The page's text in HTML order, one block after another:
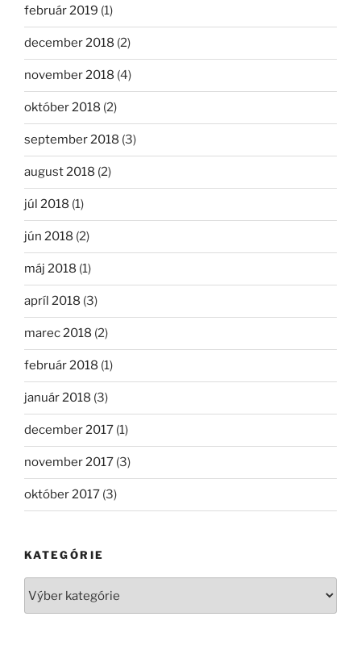
február 2019 (1)
december 2018 (2)
november 2018 (4)
október 2018 (2)
september 2018 (3)
august 2018 (2)
júl 2018 (1)
jún 2018 (2)
máj 2018 (1)
apríl 2018 (3)
marec 2018 (2)
február 2018 (1)
január 2018 (3)
december 2017 (1)
november 2017 (3)
október 2017 (3)
KATEGÓRIE